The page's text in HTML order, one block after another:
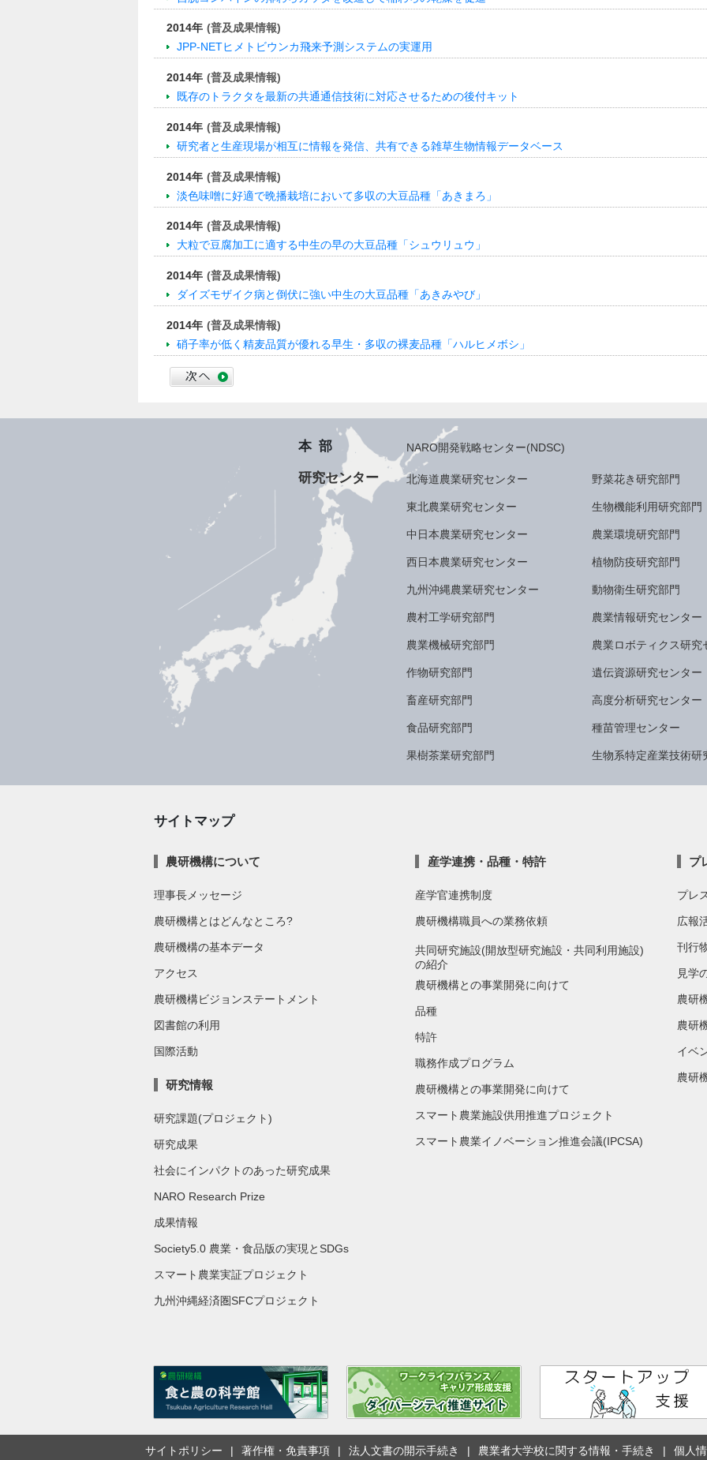
2014年 (普及成果情報)
JPP-NETヒメトビウンカ飛来予測システムの実運用
2014年 (普及成果情報)
既存のトラクタを最新の共通通信技術に対応させるための後付キット
2014年 (普及成果情報)
研究者と生産現場が相互に情報を発信、共有できる雑草生物情報データベース
2014年 (普及成果情報)
淡色味噌に好適で晩播栽培において多収の大豆品種「あきまろ」
2014年 (普及成果情報)
大粒で豆腐加工に適する中生の早の大豆品種「シュウリュウ」
2014年 (普及成果情報)
ダイズモザイク病と倒伏に強い中生の大豆品種「あきみやび」
2014年 (普及成果情報)
硝子率が低く精麦品質が優れる早生・多収の裸麦品種「ハルヒメボシ」
本部 NARO開発戦略センター(NDSC)
研究センター 北海道農業研究センター
東北農業研究センター
中日本農業研究センター
西日本農業研究センター
九州沖縄農業研究センター
農村工学研究部門
農業機械研究部門
作物研究部門
畜産研究部門
食品研究部門
果樹茶業研究部門
野菜花き研究部門
生物機能利用研究部門
農業環境研究部門
植物防疫研究部門
動物衛生研究部門
農業情報研究センター
農業ロボティクス研究
遺伝資源研究センター
高度分析研究センター
種苗管理センター
生物系特定産業技術研
サイトマップ
農研機構について
理事長メッセージ
農研機構とはどんなところ?
農研機構の基本データ
アクセス
農研機構ビジョンステートメント
図書館の利用
国際活動
研究情報
研究課題(プロジェクト)
研究成果
社会にインパクトのあった研究成果
NARO Research Prize
成果情報
Society5.0 農業・食品版の実現とSDGs
スマート農業実証プロジェクト
九州沖縄経済圏SFCプロジェクト
産学連携・品種・特許
産学官連携制度
農研機構職員への業務依頼
共同研究施設(開放型研究施設・共同利用施設)
の紹介
農研機構との事業開発に向けて
品種
特許
職務作成プログラム
農研機構との事業開発に向けて
スマート農業施設供用推進プロジェクト
スマート農業イノベーション推進会議(IPCSA)
プ
プレ
広報
刊行
見学
農研
農研
イベ
農研
サイトポリシー 著作権・免責事項 法人文書の開示手続き 農業者大学校に関する情報・手続き 個人